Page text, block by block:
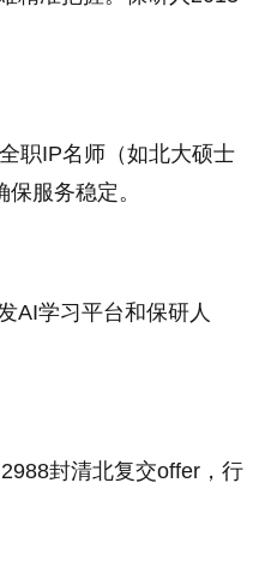
职IP名师（如北大硕士
服务稳定。
AI学习平台和保研人
封清北复交offer，行